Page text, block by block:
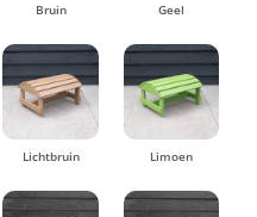
Bruin Geel
Lichtbruin Limoen